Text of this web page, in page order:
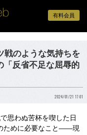
有料会員
戦のような気持ちを
反省不足な屈辱的
2024/01/21 17:01
思わぬ苦杯を喫した日
ために必要なこと――現